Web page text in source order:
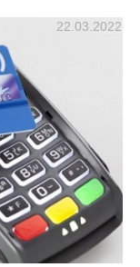
22.03.2022